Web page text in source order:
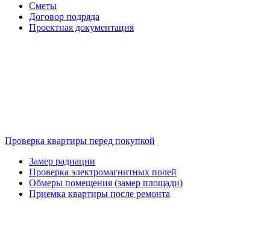
Сметы
Договор подряда
Проектная документация
Проверка квартиры перед покупкой
Замер радиации
Проверка электромагнитных полей
Обмеры помещения (замер площади)
Приемка квартиры после ремонта